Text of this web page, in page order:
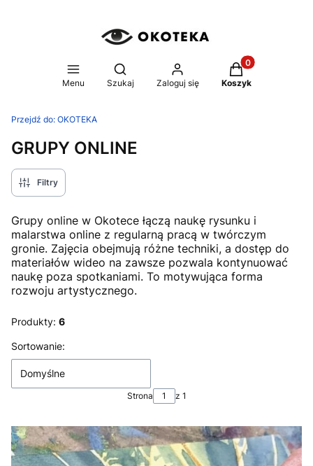
Menu
Otwórz wyszukiwarkę
Szukaj Zaloguj się
Produkty w
Koszyk
Przejdź do: OKOTEKA
GRUPY ONLINE
Filtry
Grupy online w Okotece łączą naukę rysunku i
malarstwa online z regularną pracą w twórczym
gronie. Zajęcia obejmują różne techniki, a dostęp do
materiałów wideo na zawsze pozwala kontynuować
naukę poza spotkaniami. To motywująca forma
rozwoju artystycznego.
Produkty: 6
Lista produktów
Sortowanie:
Domyślne
Strona z 1